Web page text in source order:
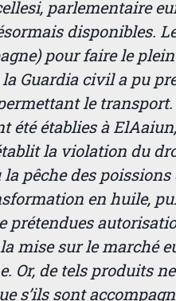
parlementaire
disponibles.
pour faire le
Guardia civil a pu
le
été établies à
la violation du
pêche des poissions
en huile,
prétendues
mise sur le marché
Or, de tels produits
s’ils sont